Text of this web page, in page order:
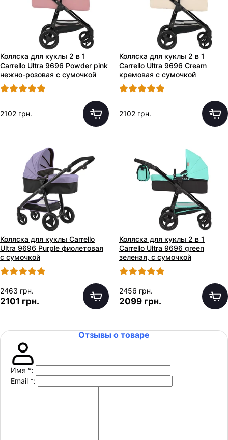
Коляска для куклы 2 в 1
Carrello Ultra 9696 Powder pink
нежно-розовая с сумочкой
2102 грн.
Коляска для куклы 2 в 1
Carrello Ultra 9696 Cream
кремовая с сумочкой
2102 грн.
Коляска для куклы Carrello
Ultra 9696 Purple фиолетовая
с сумочкой
2463 грн.
2101 грн.
Коляска для куклы 2 в 1
Carrello Ultra 9696 green
зеленая, с сумочкой
2456 грн.
2099 грн.
Отзывы о товаре
Имя *:
Email *: